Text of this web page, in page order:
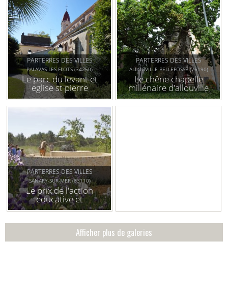
PARTERRES DES VILLES
PALAVAS LES FLOTS (34250)
Le parc du levant et
eglise st pierre
PARTERRES DES VILLES
ALLOUVILLE BELLEFOSSE (76190)
Le chêne chapelle
millénaire d'allouville
bellefosse
PARTERRES DES VILLES
SANARY-SUR-MER (83110)
Le prix de l'action
educative et
pédagogique est
sanary-sur-mer
Afficher plus de galeries